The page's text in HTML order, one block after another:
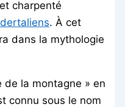
charpenté
. À cet
dans la mythologie
de la montagne » en
connu sous le nom